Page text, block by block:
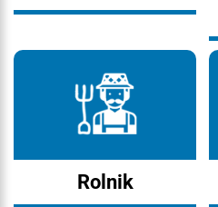
Rolnik